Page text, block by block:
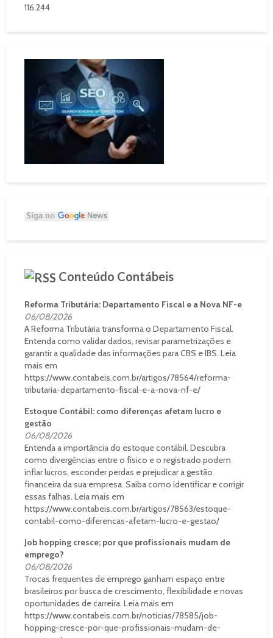
116.244
Conteúdo Contábeis
Reforma Tributária: Departamento Fiscal e a Nova NF-e
06/08/2026
A Reforma Tributária transforma o Departamento Fiscal.
Entenda como validar dados, revisar parametrizações e
garantir a qualidade das informações para CBS e IBS. Leia
mais em
https://www.contabeis.com.br/artigos/78564/reforma-
tributaria-departamento-fiscal-e-a-nova-nf-e/
Estoque Contábil: como diferenças afetam lucro e
gestão
06/08/2026
Entenda a importância do estoque contábil. Descubra
como divergências entre o físico e o registrado podem
inflar lucros, esconder perdas e prejudicar a gestão
financeira da sua empresa. Saiba como identificar e corrigir
essas falhas. Leia mais em
https://www.contabeis.com.br/artigos/78563/estoque-
contabil-como-diferencas-afetam-lucro-e-gestao/
Job hopping cresce; por que profissionais mudam de
emprego?
06/08/2026
Trocas frequentes de emprego ganham espaço entre
brasileiros por busca de crescimento, flexibilidade e novas
oportunidades de carreira. Leia mais em
https://www.contabeis.com.br/noticias/78585/job-
hopping-cresce-por-que-profissionais-mudam-de-